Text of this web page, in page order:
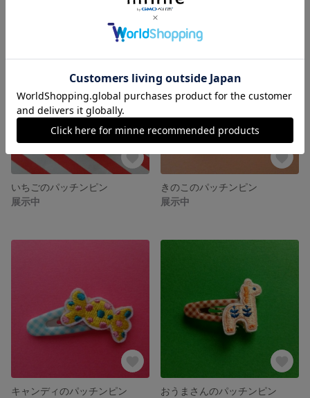
いちごのパッチンピン
展示中
きのこのパッチンピン
展示中
キャンディのパッチンピン
おうまさんのパッチンピン